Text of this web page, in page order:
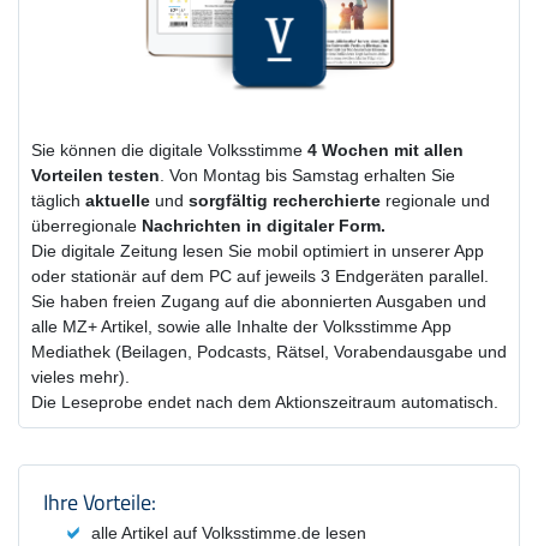
Sie können die digitale Volksstimme 4 Wochen mit allen
Vorteilen testen . Von Montag bis Samstag erhalten Sie
täglich aktuelle und sorgfältig recherchierte regionale und
überregionale Nachrichten in digitaler Form.
Die digitale Zeitung lesen Sie mobil optimiert in unserer App
oder stationär auf dem PC auf jeweils 3 Endgeräten parallel.
Sie haben freien Zugang auf die abonnierten Ausgaben und
alle MZ+ Artikel, sowie alle Inhalte der Volksstimme App
Mediathek (Beilagen, Podcasts, Rätsel, Vorabendausgabe und
vieles mehr).
Die Leseprobe endet nach dem Aktionszeitraum automatisch.
Produktzusammenfassung und
Ihre Vorteile:
alle Artikel auf Volksstimme.de lesen